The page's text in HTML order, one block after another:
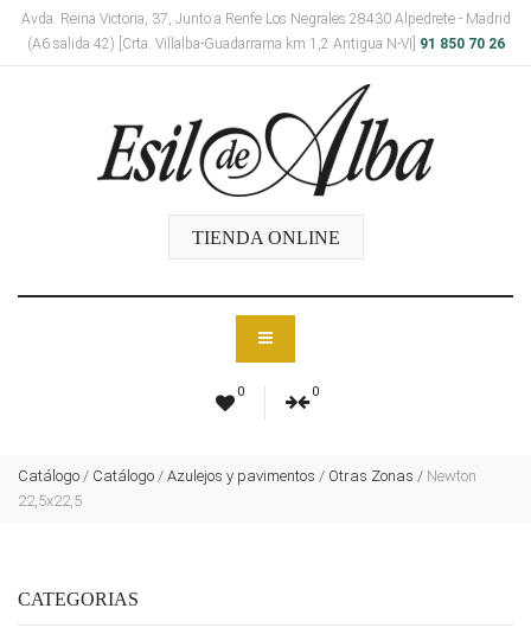
Avda. Reina Victoria, 37, Junto a Renfe Los Negrales 28430 Alpedrete - Madrid
(A6 salida 42) [Crta. Villalba-Guadarrama km 1,2 Antigua N-VI]
91 850 70 26
TIENDA ONLINE
0 0
Catálogo / Catálogo / Azulejos y pavimentos / Otras Zonas / Newton
22,5x22,5
CATEGORIAS